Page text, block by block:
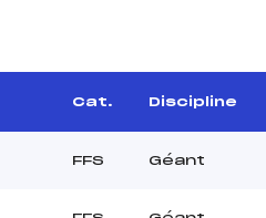
Cat. Discipline
FFS Géant